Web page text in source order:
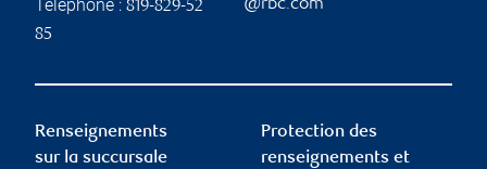
Téléphone : 819-829-52
85
@rbc.com
Renseignements
sur la succursale
Protection des
renseignements et